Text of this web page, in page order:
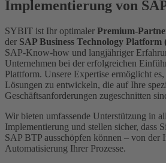
Implementierung von
SYBIT ist Ihr optimaler Premium-
der SAP Business Technology Platform
SAP-Know-how und langjähriger
Unternehmen bei der erfolgreichen
Plattform. Unsere Expertise ermöglicht
Lösungen zu entwickeln, die auf Ihre
Geschäftsanforderungen zugeschnitten
Wir bieten umfassende Unterstützung in
Implementierung und stellen sicher, dass
SAP BTP ausschöpfen können – von der
Automatisierung Ihrer Prozesse.